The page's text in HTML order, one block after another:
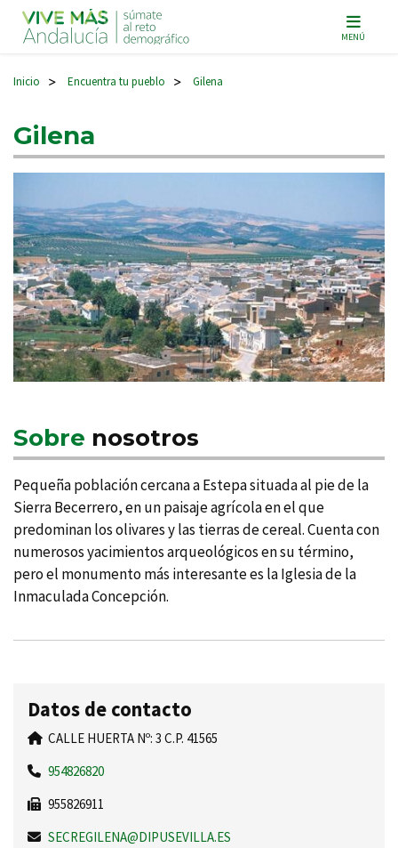
Navegación principal MENÚ
Inicio > Encuentra tu pueblo > Gilena
Gilena
Sobre nosotros
Pequeña población cercana a Estepa situada al pie de la
Sierra Becerrero, en un paisaje agrí­cola en el que
predominan los olivares y las tierras de cereal. Cuenta con
numerosos yacimientos arqueológicos en su término,
pero el monumento más interesante es la Iglesia de la
Inmaculada Concepción.
Datos de contacto
CALLE HUERTA Nº: 3 C.P. 41565
954826820
955826911
SECREGILENA@DIPUSEVILLA.ES